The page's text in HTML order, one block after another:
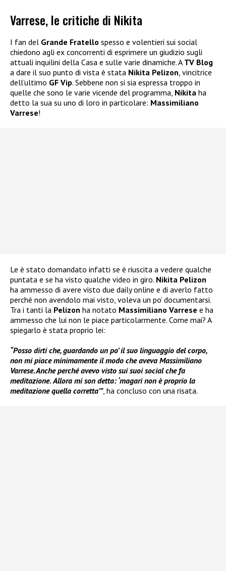
Varrese, le critiche di Nikita
I fan del Grande Fratello spesso e volentieri sui social
chiedono agli ex concorrenti di esprimere un giudizio sugli
attuali inquilini della Casa e sulle varie dinamiche. A TV Blog
a dare il suo punto di vista è stata Nikita Pelizon , vincitrice
dell’ultimo GF Vip. Sebbene non si sia espressa troppo in
quelle che sono le varie vicende del programma, Nikita ha
detto la sua su uno di loro in particolare: Massimiliano
Varrese!
Le è stato domandato infatti se è riuscita a vedere qualche
puntata e se ha visto qualche video in giro. Nikita Pelizon
ha ammesso di avere visto due daily online e di averlo fatto
perché non avendolo mai visto, voleva un po’ documentarsi.
Tra i tanti la Pelizon ha notato Massimiliano Varrese e ha
ammesso che lui non le piace particolarmente. Come mai? A
spiegarlo è stata proprio lei:
“Posso dirti che, guardando un po’ il suo linguaggio del corpo,
non mi piace minimamente il modo che aveva Massimiliano
Varrese. Anche perché avevo visto sui suoi social che fa
meditazione. Allora mi son detta: ‘magari non è proprio la
meditazione quella corretta’”, ha concluso con una risata.